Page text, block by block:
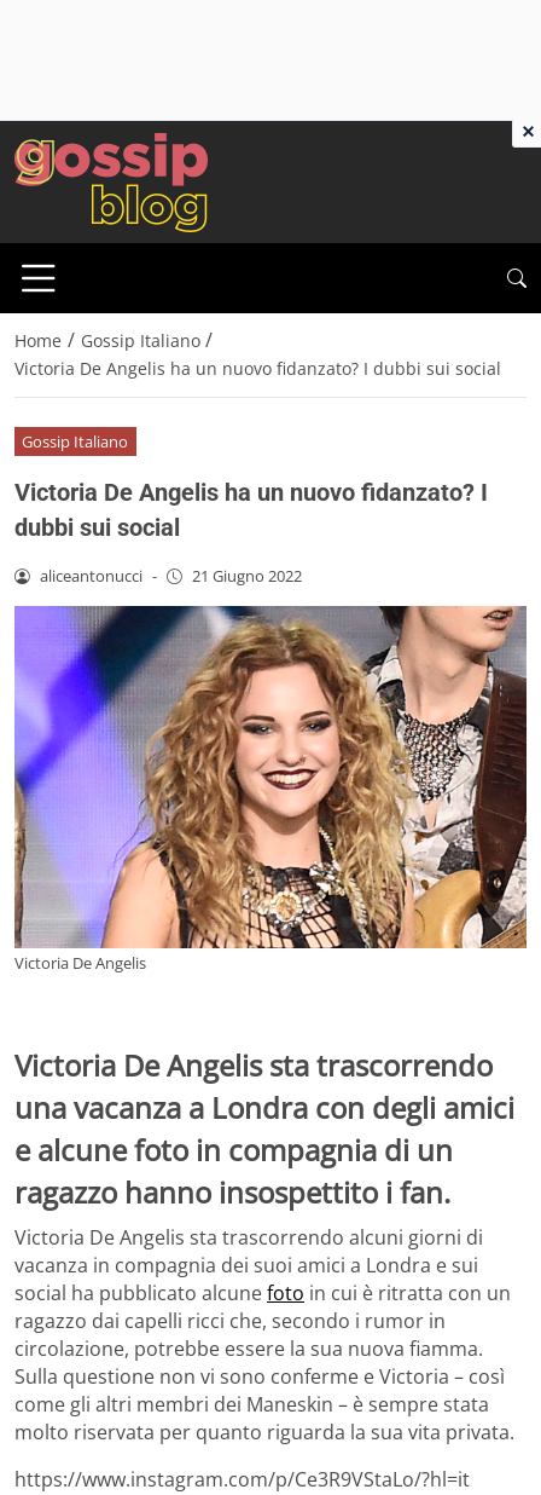
Home / Gossip Italiano /
Victoria De Angelis ha un nuovo fidanzato? I dubbi sui social
Gossip Italiano
Victoria De Angelis ha un nuovo fidanzato? I
dubbi sui social
aliceantonucci - 21 Giugno 2022
Victoria De Angelis
Victoria De Angelis sta trascorrendo
una vacanza a Londra con degli amici
e alcune foto in compagnia di un
ragazzo hanno insospettito i fan.
Victoria De Angelis sta trascorrendo alcuni giorni di
vacanza in compagnia dei suoi amici a Londra e sui
social ha pubblicato alcunefoto in cui è ritratta con un
ragazzo dai capelli ricci che, secondo i rumor in
circolazione, potrebbe essere la sua nuova fiamma.
Sulla questione non vi sono conferme e Victoria – così
come gli altri membri dei Maneskin – è sempre stata
molto riservata per quanto riguarda la sua vita privata.
https://www.instagram.com/p/Ce3R9VStaLo/?hl=it
×